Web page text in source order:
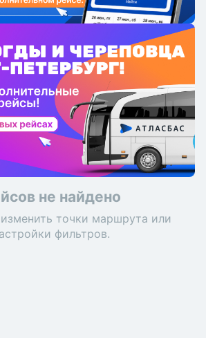
не найдено
точки маршрута или
фильтров.